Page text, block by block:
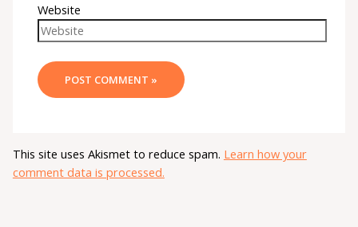
Website
This site uses Akismet to reduce spam. Learn how your
comment data is processed.